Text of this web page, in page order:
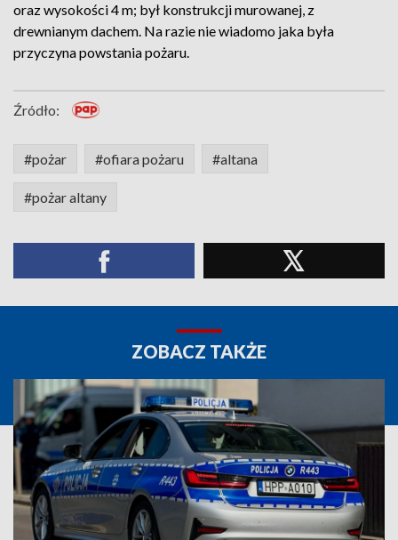
oraz wysokości 4 m; był konstrukcji murowanej, z
drewnianym dachem. Na razie nie wiadomo jaka była
przyczyna powstania pożaru.
Źródło:
#pożar #ofiara pożaru #altana
#pożar altany
ZOBACZ TAKŻE